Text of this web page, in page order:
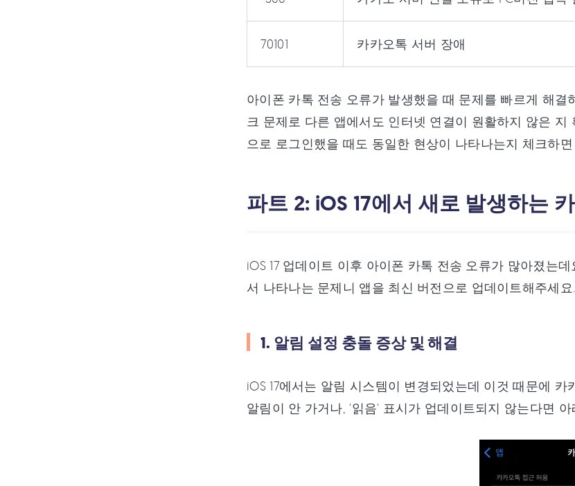
70101 카카오톡 서버 장애
아이폰 카톡 전송 오류가 발생했을 때 문제를 빠르게 해
크 문제로 다른 앱에서도 인터넷 연결이 원활하지 않은
으로 로그인했을 때도 동일한 현상이 나타나는지 체크하면
파트 2: iOS 17에서 새로 발생하는
iOS 17 업데이트 이후 아이폰 카톡 전송 오류가 많아졌는
서 나타나는 문제니 앱을 최신 버전으로 업데이트해주세요.
1. 알림 설정 충돌 증상 및 해결
iOS 17에서는 알림 시스템이 변경되었는데 이것 때문에
알림이 안 가거나, '읽음' 표시가 업데이트되지 않는다면 아